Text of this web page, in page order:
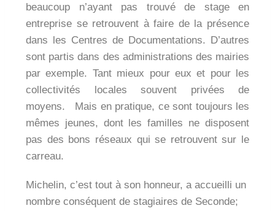
beaucoup n’ayant pas trouvé de stage en
entreprise se retrouvent à faire de la présence
dans les Centres de Documentations. D’autres
sont partis dans des administrations des mairies
par exemple. Tant mieux pour eux et pour les
collectivités locales souvent privées de
moyens. Mais en pratique, ce sont toujours les
mêmes jeunes, dont les familles ne disposent
pas des bons réseaux qui se retrouvent sur le
carreau.
Michelin, c’est tout à son honneur, a accueilli un
nombre conséquent de stagiaires de Seconde;